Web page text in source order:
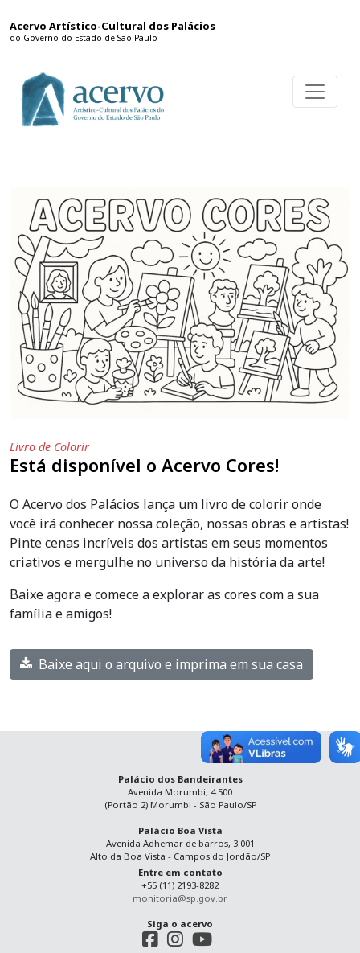
Acervo Artístico-Cultural dos Palácios
do Governo do Estado de São Paulo
Livro de Colorir
Está disponível o Acervo Cores!
O Acervo dos Palácios lança um livro de colorir onde
você irá conhecer nossa coleção, nossas obras e artistas!
Pinte cenas incríveis dos artistas em seus momentos
criativos e mergulhe no universo da história da arte!
Baixe agora e comece a explorar as cores com a sua
família e amigos!
Baixe aqui o arquivo e imprima em sua casa
Palácio dos Bandeirantes
Avenida Morumbi, 4.500
(Portão 2) Morumbi - São Paulo/SP
Palácio Boa Vista
Avenida Adhemar de barros, 3.001
Alto da Boa Vista - Campos do Jordão/SP
Entre em contato
+55 (11) 2193-8282
monitoria@sp.gov.br
Siga o acervo